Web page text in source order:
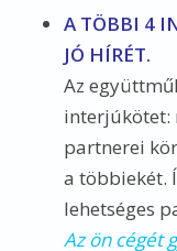
A TÖBBI 4
JÓ HÍRÉT.
Az
interjúkötet:
partnerei
a többiekét.
lehetséges
Az ön cégét